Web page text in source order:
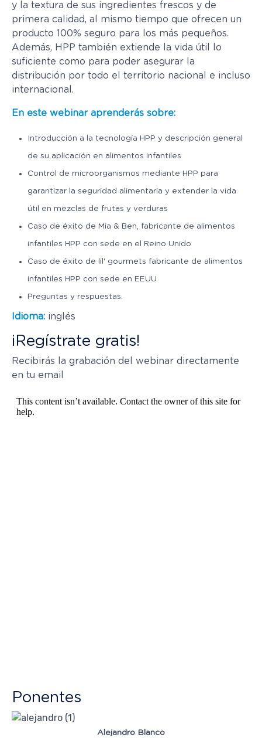
y la textura de sus ingredientes frescos y de
primera calidad, al mismo tiempo que ofrecen un
producto 100% seguro para los más pequeños.
Además, HPP también extiende la vida útil lo
suficiente como para poder asegurar la
distribución por todo el territorio nacional e incluso
internacional.
En este webinar aprenderás sobre:
Introducción a la tecnología HPP y descripción general
de su aplicación en alimentos infantiles
Control de microorganismos mediante HPP para
garantizar la seguridad alimentaria y extender la vida
útil en mezclas de frutas y verduras
Caso de éxito de Mia & Ben, fabricante de alimentos
infantiles HPP con sede en el Reino Unido
Caso de éxito de lil' gourmets fabricante de alimentos
infantiles HPP con sede en EEUU
Preguntas y respuestas.
Idioma: inglés
¡Regístrate gratis!
Recibirás la grabación del webinar directamente
en tu email
Ponentes
Alejandro Blanco